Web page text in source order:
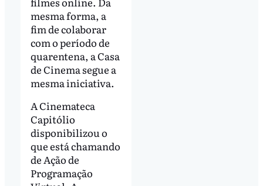
mesma forma, a
fim de colaborar
com o período de
quarentena, a Casa
de Cinema segue a
mesma iniciativa.
A Cinemateca
Capitólio
disponibilizou o
que está chamando
de Ação de
Programação